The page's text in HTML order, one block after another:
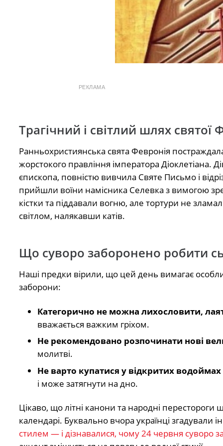
РЕКЛАМА
Трагічний і світлий шлях святої
Ранньохристиянська свята Февронія
жорстокого правління імператора Діоклетіана.
єпископа, повністю вивчила Святе Письмо і
прийшли воїни намісника Селевка з вимогою
кістки та піддавали вогню, але тортури не
світлом, налякавши катів.
Що суворо заборонено робити
Наші предки вірили, що цей день вимагає
заборони:
Категорично не можна лихословити,
вважається важким гріхом.
Не рекомендовано розпочинати нові
молитві.
Не варто купатися у відкритих водоймах
і може затягнути на дно.
Цікаво, що літні канони та народні
календарі. Буквально вчора українці згадували
стилем — і дізнавалися, чому 24 червня суворо